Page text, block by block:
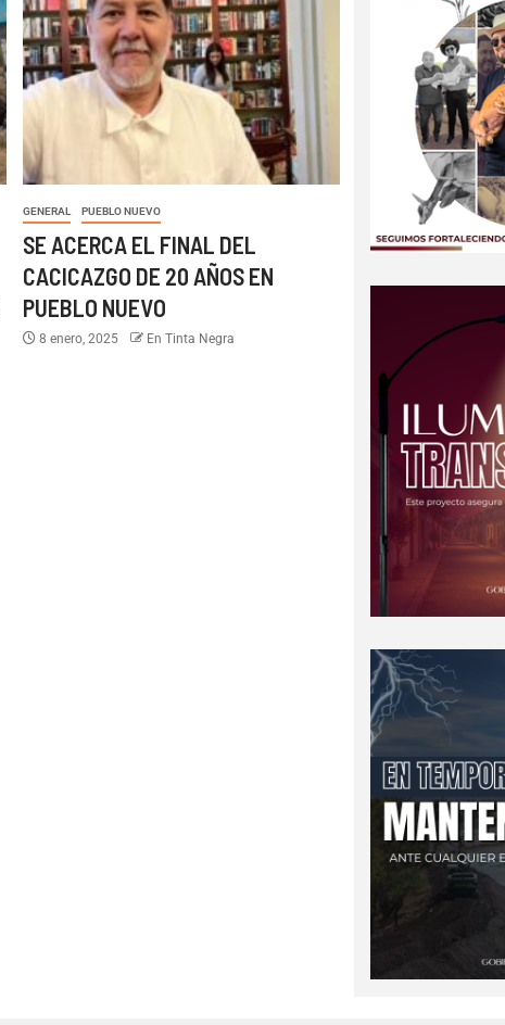
GENERAL PUEBLO NUEVO
SE ACERCA EL FINAL DEL
CACICAZGO DE 20 AÑOS EN
PUEBLO NUEVO
8 enero, 2025 En Tinta Negra